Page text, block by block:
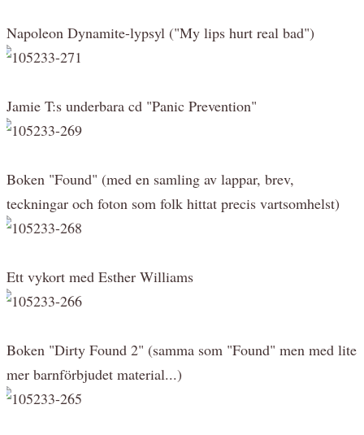
Napoleon Dynamite-lypsyl ("My lips hurt real bad")
Jamie T:s underbara cd "Panic Prevention"
Boken "Found" (med en samling av lappar, brev,
teckningar och foton som folk hittat precis vartsomhelst)
Ett vykort med Esther Williams
Boken "Dirty Found 2" (samma som "Found" men med lite
mer barnförbjudet material...)